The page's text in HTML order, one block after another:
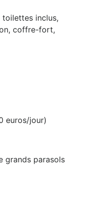
inclus,
coffre-fort,
euros/jour)
grands parasols